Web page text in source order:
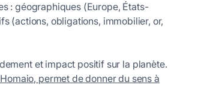
: géographiques (Europe, États-
(actions, obligations, immobilier, or,
et impact positif sur la planète.
permet de donner du sens à